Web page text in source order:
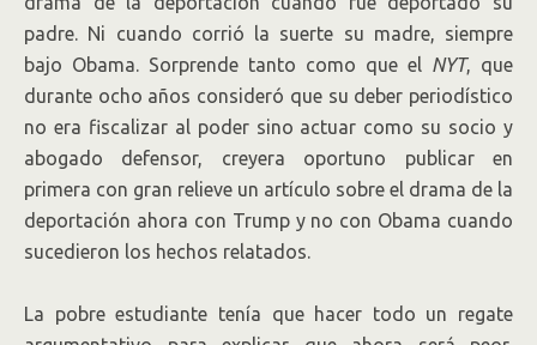
padre. Ni cuando corrió la suerte su madre, siempre
bajo Obama. Sorprende tanto como que el NYT, que
durante ocho años consideró que su deber periodístico
no era fiscalizar al poder sino actuar como su socio y
abogado defensor, creyera oportuno publicar en
primera con gran relieve un artículo sobre el drama de la
deportación ahora con Trump y no con Obama cuando
sucedieron los hechos relatados.
La pobre estudiante tenía que hacer todo un regate